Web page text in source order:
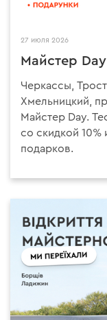
27 июля 2026
Майстер
Черкассы,
Хмельницкий,
Майстер Day.
со скидкой 10%
подарков.